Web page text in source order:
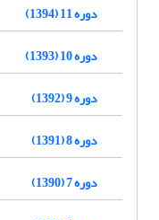
دوره 11 (1394)
دوره 10 (1393)
دوره 9 (1392)
دوره 8 (1391)
دوره 7 (1390)